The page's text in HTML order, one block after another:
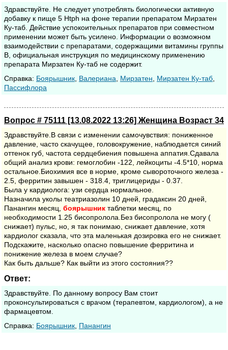
Здравствуйте. Не следует употреблять биологически активную
добавку к пище 5 Нtph на фоне терапии препаратом Мирзатен
Ку-таб. Действие успокоительных препаратов при совместном
применении может быть усилено. Информации о возможном
взаимодействии с препаратами, содержащими витамины группы
В, официальная инструкция по медицинскому применению
препарата Мирзатен Ку-таб не содержит.
Cправка: Боярышник Валериана Мирзатен Мирзатен Ку-таб
Пассифлора
Вопрос # 75111 [13.08.2022 13:26] Женщина Возраст 34
Здравствуйте.В связи с изменении самочувствия: пониженное
давление, часто скачущее, головокружение, наблюдается синий
оттенок губ, частота сердцебиения повышена аппатия.Сдавала
общий анализ крови: гемоглобин -122, лейкоциты -4.5*10, норма
остальное.Биохимия все в норме, кроме сывороточного железа -
2.5, ферритин завышен - 318.4, триглицериды - 0.37.
Была у кардиолога: узи сердца нормальное.
Назначила уколы театриазолин 10 дней, градаксин 20 дней,
Панангин месяц, боярышник таблетки месяц, по
необходимости 1.25 бисопролола.Без бисопролола не могу (
снижает) пульс, но, я так понимаю, снижает давление, хотя
кардиолог сказала, что эта маленькая дозировка его не снижает.
Подскажите, насколько опасно повышение ферритина и
понижение железа в моем случае?
Как быть дальше? Как выйти из этого состояния??
Ответ:
Здравствуйте. По данному вопросу Вам стоит
проконсультироваться с врачом (терапевтом, кардиологом), а не
фармацевтом.
Cправка: Боярышник Панангин